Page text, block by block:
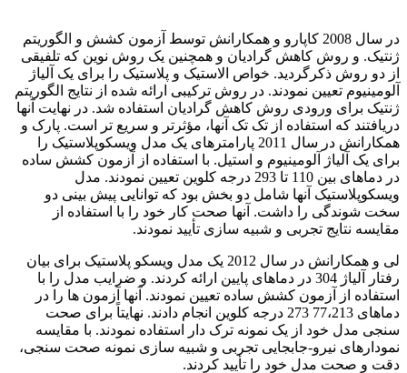
در سال 2008 کاپارو و همکارانش توسط آزمون کشش و الگوریتم
ژنتیک. و روش کاهش گرادیان و همچنین یک روش نوین که تلفیقی
از دو روش ذکرگردید. خواص الاستیک و پلاستیک را برای یک آلیاژ
آلومینیوم تعیین نمودند. در روش ترکیبی ارائه شده از نتایج الگوریتم
ژنتیک برای ورودی روش کاهش گرادیان استفاده شد. در نهایت آنها
دریافتند که استفاده از تک تک آنها، مؤثرتر و سریع تر است. پارک و
همکارانش در سال 2011 پارامترهای یک مدل ویسکوپلاستیک را
برای یک آلیاژ آلومینیوم و استیل. با استفاده از آزمون کشش ساده
در دماهای بین 110 تا 293 درجه کلوین تعیین نمودند. مدل
ویسکوپلاستیک آنها شامل دو بخش بود که توانایی پیش بینی دو
سخت شوندگی را داشت. آنها صحت کار خود را با استفاده از
مقایسه نتایج تجربی و شبیه سازی تأیید نمودند.
لی و همکارانش در سال 2012 یک مدل ویسکو پلاستیک برای بیان
رفتار آلیاژ 304 در دماهای پایین ارائه کردند. و ضرایب مدل را با
استفاده از آزمون کشش ساده تعیین نمودند. آنها آزمون ها را در
دماهای 77،213 273 درجه کلوین انجام دادند. نهایتاً برای صحت
سنجی مدل خود از یک نمونه ترک دار استفاده نمودند. با مقایسه
نمودارهای نیرو-جابجایی تجربی و شبیه سازی نمونه صحت سنجی،
دقت و صحت مدل خود را تأیید کردند.